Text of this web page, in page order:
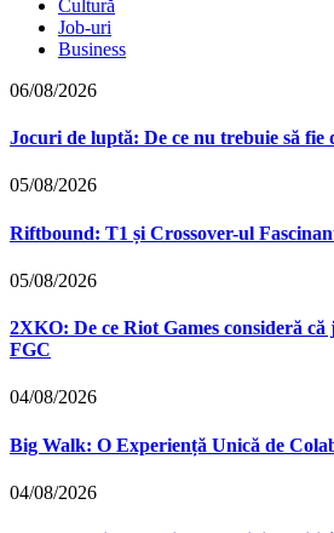
Cultură
Job-uri
Business
06/08/2026
Jocuri de luptă: De ce nu trebuie să
05/08/2026
Riftbound: T1 și Crossover-ul
05/08/2026
2XKO: De ce Riot Games consideră că
FGC
04/08/2026
Big Walk: O Experiență Unică de
04/08/2026